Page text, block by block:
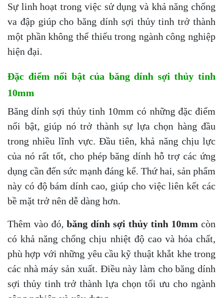
Sự linh hoạt trong việc sử dụng và khả năng chống
va đập giúp cho băng dính sợi thủy tinh trở thành
một phần không thể thiếu trong ngành công nghiệp
hiện đại.
Đặc điểm nổi bật của băng dính sợi thủy tinh
10mm
Băng dính sợi thủy tinh 10mm có những đặc điểm
nổi bật, giúp nó trở thành sự lựa chọn hàng đầu
trong nhiều lĩnh vực. Đầu tiên, khả năng chịu lực
của nó rất tốt, cho phép băng dính hỗ trợ các ứng
dụng cần đến sức mạnh đáng kể. Thứ hai, sản phẩm
này có độ bám dính cao, giúp cho việc liên kết các
bề mặt trở nên dễ dàng hơn.
Thêm vào đó, băng dính sợi thủy tinh 10mm còn
có khả năng chống chịu nhiệt độ cao và hóa chất,
phù hợp với những yêu cầu kỹ thuật khắt khe trong
các nhà máy sản xuất. Điều này làm cho băng dính
sợi thủy tinh trở thành lựa chọn tối ưu cho ngành